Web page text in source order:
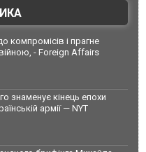
компромісів і прагне
- Foreign Affairs
знаменує кінець епохи
армії — NYT